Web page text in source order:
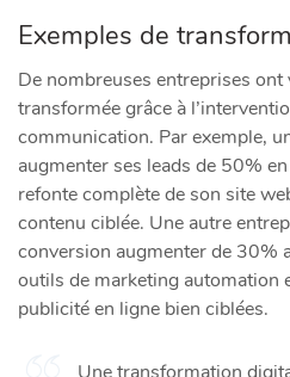
Exemples de
De nombreuses entreprises
transformée grâce à
communication. Par exemple,
augmenter ses leads de 50%
refonte complète de son site
contenu ciblée. Une autre
conversion augmenter de 30%
outils de marketing automation
publicité en ligne bien ciblées.